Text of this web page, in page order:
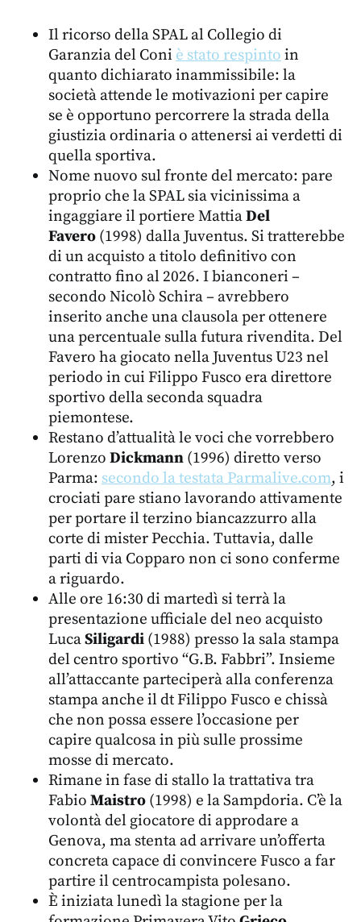
Il ricorso della SPAL al Collegio di
Garanzia del Coni è stato respinto in
quanto dichiarato inammissibile: la
società attende le motivazioni per capire
se è opportuno percorrere la strada della
giustizia ordinaria o attenersi ai verdetti di
quella sportiva.
Nome nuovo sul fronte del mercato: pare
proprio che la SPAL sia vicinissima a
ingaggiare il portiere MattiaDel
Favero (1998) dalla Juventus. Si tratterebbe
di un acquisto a titolo definitivo con
contratto fino al 2026. I bianconeri –
secondo Nicolò Schira – avrebbero
inserito anche una clausola per ottenere
una percentuale sulla futura rivendita. Del
Favero ha giocato nella Juventus U23 nel
periodo in cui Filippo Fusco era direttore
sportivo della seconda squadra
piemontese.
Restano d’attualità le voci che vorrebbero
Lorenzo Dickmann (1996) diretto verso
Parma: secondo la testata Parmalive.com, i
crociati pare stiano lavorando attivamente
per portare il terzino biancazzurro alla
corte di mister Pecchia. Tuttavia, dalle
parti di via Copparo non ci sono conferme
a riguardo.
Alle ore 16:30 di martedì si terrà la
presentazione ufficiale del neo acquisto
LucaSiligardi (1988) presso la sala stampa
del centro sportivo “G.B. Fabbri”. Insieme
all’attaccante parteciperà alla conferenza
stampa anche il dt Filippo Fusco e chissà
che non possa essere l’occasione per
capire qualcosa in più sulle prossime
mosse di mercato.
Rimane in fase di stallo la trattativa tra
Fabio Maistro (1998) e la Sampdoria. C’è la
volontà del giocatore di approdare a
Genova, ma stenta ad arrivare un’offerta
concreta capace di convincere Fusco a far
partire il centrocampista polesano.
È iniziata lunedì la stagione per la